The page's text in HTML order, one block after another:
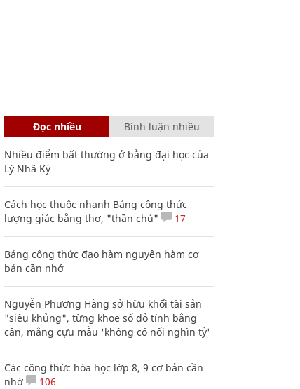
Đọc nhiều Bình luận nhiều
Nhiều điểm bất thường ở bằng đại học của
Lý Nhã Kỳ
Cách học thuộc nhanh Bảng công thức
lượng giác bằng thơ, "thần chú"
17
Bảng công thức đạo hàm nguyên hàm cơ
bản cần nhớ
Nguyễn Phương Hằng sở hữu khối tài sản
"siêu khủng", từng khoe sổ đỏ tính bằng
cân, mắng cựu mẫu 'không có nổi nghìn tỷ'
Các công thức hóa học lớp 8, 9 cơ bản cần
nhớ
106